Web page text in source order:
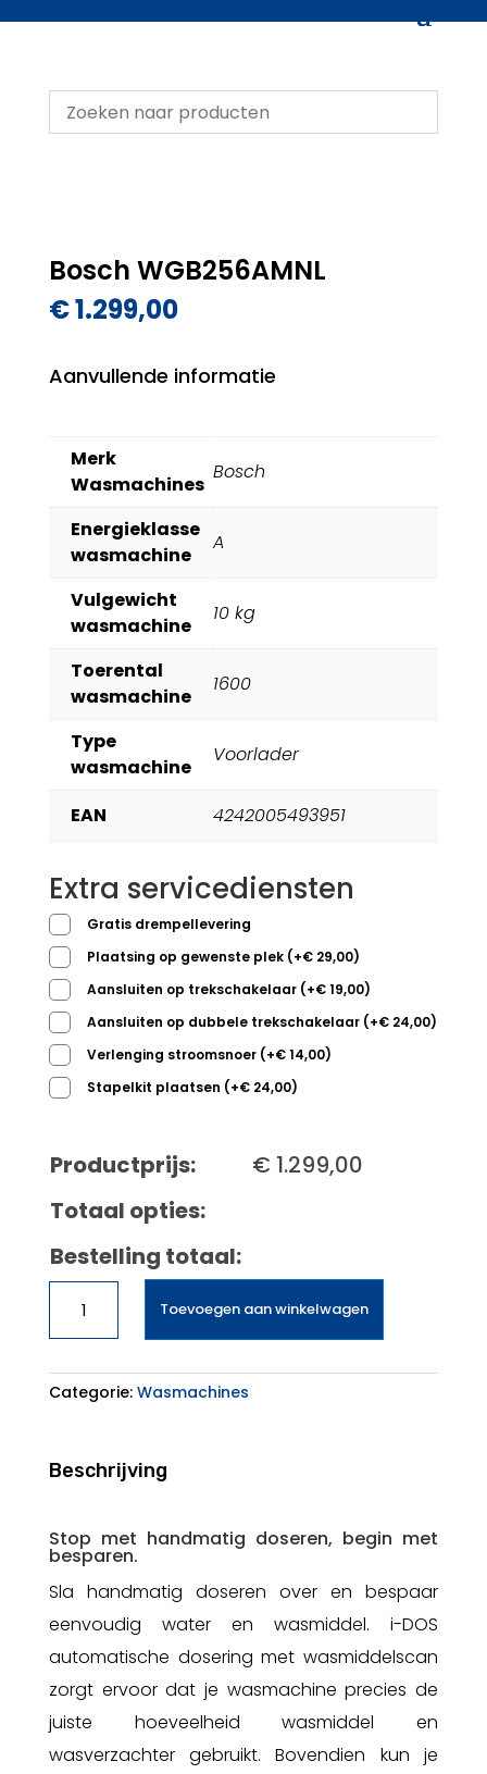
Bosch WGB256AMNL
€1.299,00
Aanvullende informatie
Merk
Wasmachines
Bosch
Energieklasse
wasmachine
A
Vulgewicht
wasmachine
10 kg
Toerental
wasmachine
1600
Type
wasmachine
Voorlader
EAN 4242005493951
Extra servicediensten
Gratis drempellevering
Plaatsing op gewenste plek (+€29,00)
Aansluiten op trekschakelaar (+€19,00)
Aansluiten op dubbele trekschakelaar (+€24,00)
Verlenging stroomsnoer (+€14,00)
Stapelkit plaatsen (+€24,00)
Productprijs: €1.299,00
Totaal opties:
Bestelling totaal:
WGB256AMNL
aantal
Toevoegen aan winkelwagen
Categorie: Wasmachines
Beschrijving
Stop met handmatig doseren, begin met
besparen.
Sla handmatig doseren over en bespaar
eenvoudig water en wasmiddel. i-DOS
automatische dosering met wasmiddelscan
zorgt ervoor dat je wasmachine precies de
juiste hoeveelheid wasmiddel en
wasverzachter gebruikt. Bovendien kun je